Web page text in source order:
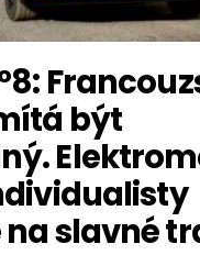
být
slavné